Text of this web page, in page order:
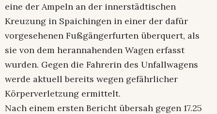
eine der Ampeln an der innerstädtischen
Kreuzung in Spaichingen in einer der dafür
vorgesehenen Fußgängerfurten überquert, als
sie von dem herannahenden Wagen erfasst
wurden. Gegen die Fahrerin des Unfallwagens
werde aktuell bereits wegen gefährlicher
Körperverletzung ermittelt.
Nach einem ersten Bericht übersah gegen 17.25